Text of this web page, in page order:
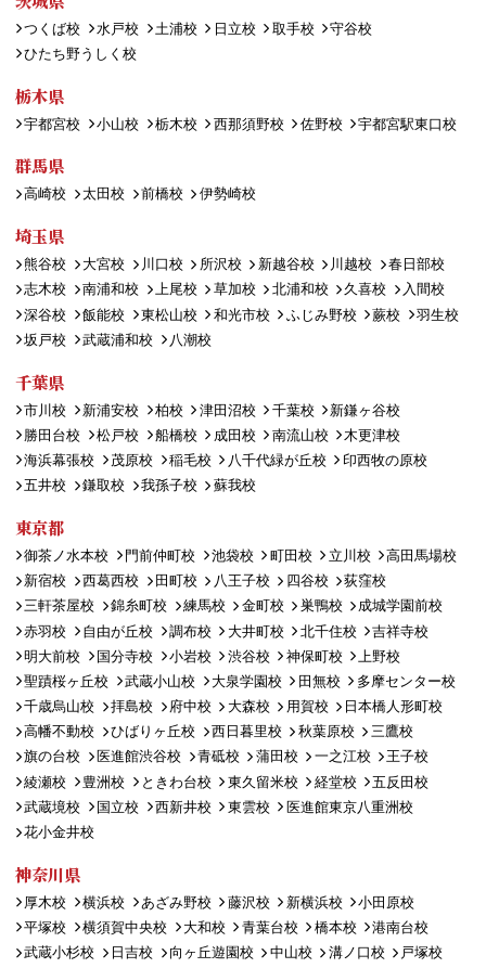
つくば校 水戸校 土浦校 日立校 取手校
守谷校
ひたち野うしく校
栃木県
宇都宮校 小山校 栃木校 西那須野校 佐野校 宇都宮駅東口校
群馬県
高崎校 太田校 前橋校 伊勢崎校
埼玉県
熊谷校 大宮校 川口校 所沢校 新越谷校 川越校
春日部校
志木校
南浦和校 上尾校 草加校 北浦和校 久喜校
入間校
深谷校
飯能校 東松山校 和光市校 ふじみ野校 蕨校
羽生校
坂戸校
武蔵浦和校 八潮校
千葉県
市川校 新浦安校 柏校 津田沼校 千葉校
新鎌ヶ谷校
勝田台校
松戸校 船橋校 成田校 南流山校
木更津校
海浜幕張校
茂原校 稲毛校 八千代緑が丘校
印西牧の原校
五井校
鎌取校 我孫子校 蘇我校
東京都
御茶ノ水本校 門前仲町校 池袋校 町田校 立川校
高田馬場校
新宿校
西葛西校 田町校 八王子校 四谷校
荻窪校
三軒茶屋校
錦糸町校 練馬校 金町校 巣鴨校
成城学園前校
赤羽校
自由が丘校 調布校 大井町校 北千住校
吉祥寺校
明大前校
国分寺校 小岩校 渋谷校 神保町校
上野校
聖蹟桜ヶ丘校
武蔵小山校 大泉学園校 田無校
多摩センター校
千歳烏山校
拝島校 府中校 大森校 用賀校
日本橋人形町校
高幡不動校
ひばりヶ丘校 西日暮里校 秋葉原校
三鷹校
旗の台校
医進館渋谷校 青砥校 蒲田校 一之江校
王子校
綾瀬校
豊洲校 ときわ台校 東久留米校 経堂校
五反田校
武蔵境校
国立校 西新井校 東雲校
医進館東京八重洲校
花小金井校
神奈川県
厚木校 横浜校 あざみ野校 藤沢校 新横浜校
小田原校
平塚校
横須賀中央校 大和校 青葉台校 橋本校
港南台校
武蔵小杉校
日吉校 向ヶ丘遊園校 中山校 溝ノ口校
戸塚校